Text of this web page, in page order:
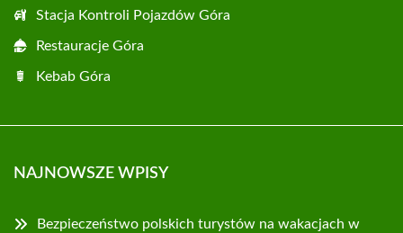
Stacja Kontroli Pojazdów Góra
Restauracje Góra
Kebab Góra
NAJNOWSZE WPISY
Bezpieczeństwo polskich turystów na wakacjach w